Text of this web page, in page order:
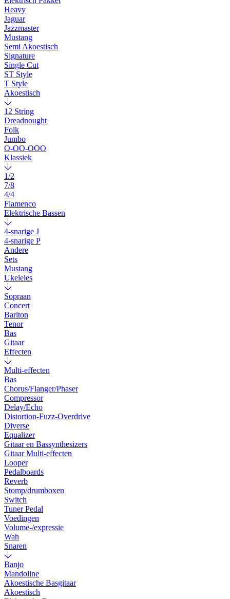
Heavy
Jaguar
Jazzmaster
Mustang
Semi Akoestisch
Signature
Single Cut
ST Style
T Style
Akoestisch
12 String
Dreadnought
Folk
Jumbo
O-OO-OOO
Klassiek
1/2
7/8
4/4
Flamenco
Elektrische Bassen
4-snarige J
4-snarige P
Andere
Sets
Mustang
Ukeleles
Sopraan
Concert
Bariton
Tenor
Bas
Gitaar
Effecten
Multi-effecten
Bas
Chorus/Flanger/Phaser
Compressor
Delay/Echo
Distortion-Fuzz-Overdrive
Diverse
Equalizer
Gitaar en Bassynthesizers
Gitaar Multi-effecten
Looper
Pedalboards
Reverb
Stomp/drumboxen
Switch
Tuner Pedal
Voedingen
Volume-/expressie
Wah
Snaren
Banjo
Mandoline
Akoestische Basgitaar
Akoestisch